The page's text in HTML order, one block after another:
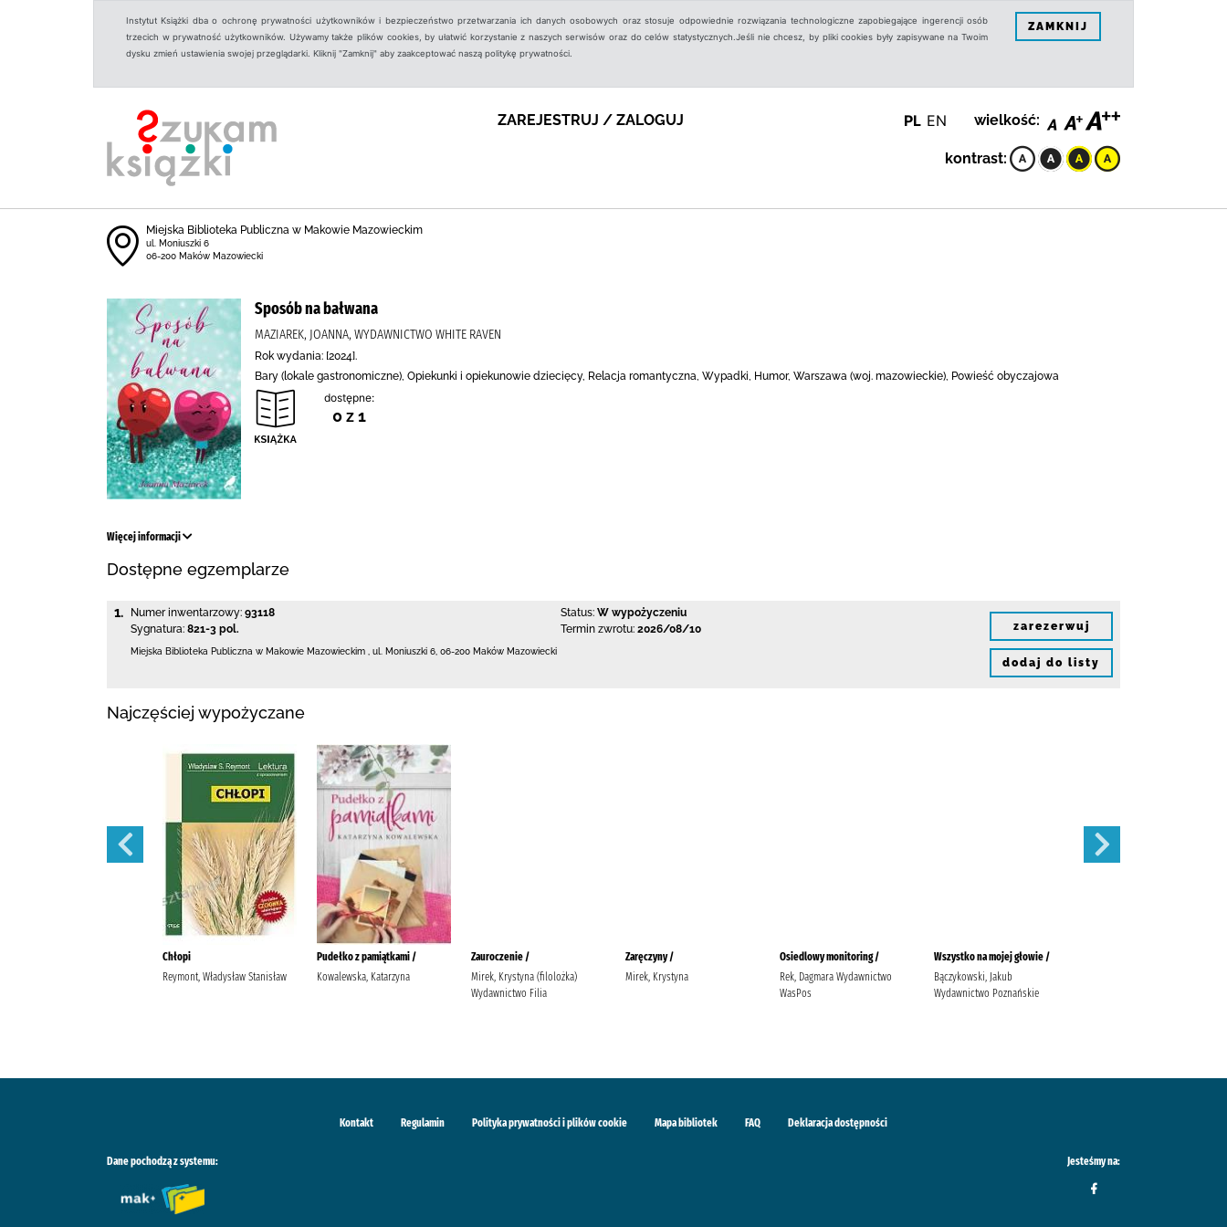
Instytut Książki dba o ochronę prywatności użytkowników i bezpieczeństwo przetwarzania ich danych osobowych oraz stosuje odpowiednie rozwiązania technologiczne zapobiegające ingerencji osób
trzecich w prywatność użytkowników. Używamy także plików cookies, by ułatwić korzystanie z naszych serwisów oraz do celów statystycznych.Jeśli nie chcesz, by pliki cookies były zapisywane na Twoim
dysku zmień ustawienia swojej przeglądarki. Kliknij "Zamknij" aby zaakceptować naszą politykę prywatności.
ZAMKNIJ
ZAREJESTRUJ / ZALOGUJ PL EN wielkość:
kontrast:
Miejska Biblioteka Publiczna w Makowie Mazowieckim
ul. Moniuszki 6
06-200 Maków Mazowiecki
Sposób na bałwana
MAZIAREK, JOANNA, WYDAWNICTWO WHITE RAVEN
Rok wydania: [2024].
Bary (lokale gastronomiczne), Opiekunki i opiekunowie dziecięcy, Relacja romantyczna, Wypadki, Humor, Warszawa (woj. mazowieckie), Powieść obyczajowa
dostępne:
0 z 1
Więcej informacji
Dostępne egzemplarze
1. Numer inwentarzowy: 93118
Sygnatura: 821-3 pol.
Status: W wypożyczeniu
Termin zwrotu: 2026/08/10
Miejska Biblioteka Publiczna w Makowie Mazowieckim ul. Moniuszki 6 06-200 Maków Mazowiecki
zarezerwuj
dodaj do listy
Najczęściej wypożyczane
Chłopi
Reymont, Władysław Stanisław
Pudełko z pamiątkami /
Kowalewska, Katarzyna
Zauroczenie /
Mirek, Krystyna (filolożka)
Wydawnictwo Filia
Zaręczyny /
Mirek, Krystyna
Osiedlowy monitoring /
Rek, Dagmara Wydawnictwo
WasPos
Wszystko na mojej głowie /
Bączykowski, Jakub
Wydawnictwo Poznańskie
Kontakt Regulamin Polityka prywatności i plików cookie Mapa bibliotek FAQ Deklaracja dostępności
Dane pochodzą z systemu: Jesteśmy na: